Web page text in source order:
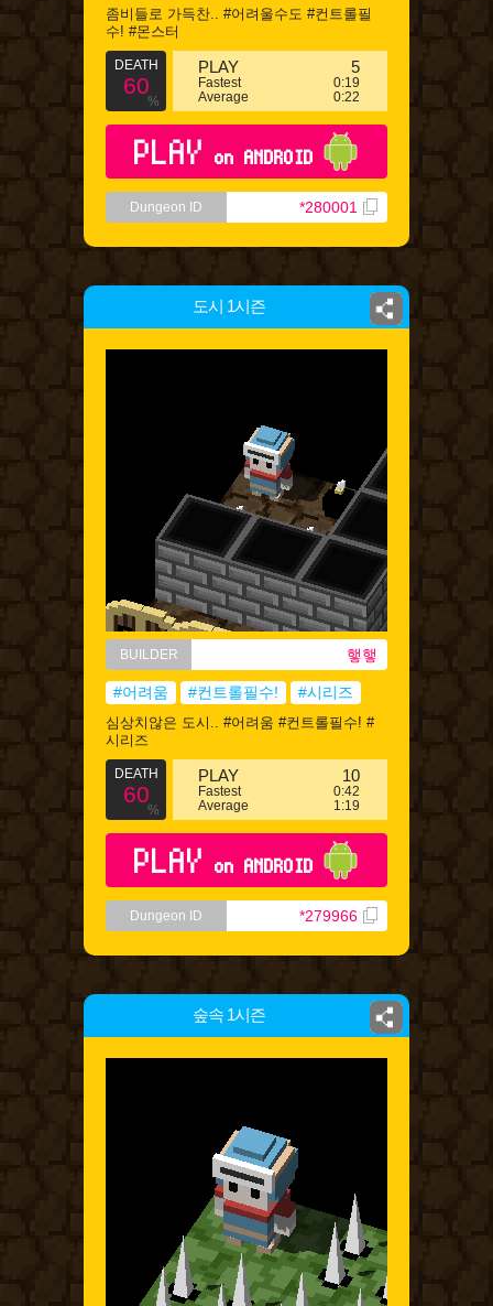
좀비들로 가득찬.. #어려울수도 #컨트롤필
수! #몬스터
DEATH
60
%
PLAY 5
Fastest
0:19
Average
0:22
PLAY on ANDROID
Dungeon ID *280001
도시 1시즌
BUILDER 햏햏
#어려움 #컨트롤필수! #시리즈
심상치않은 도시.. #어려움 #컨트롤필수! #
시리즈
DEATH
60
%
PLAY 10
Fastest
0:42
Average
1:19
PLAY on ANDROID
Dungeon ID *279966
숲속 1시즌